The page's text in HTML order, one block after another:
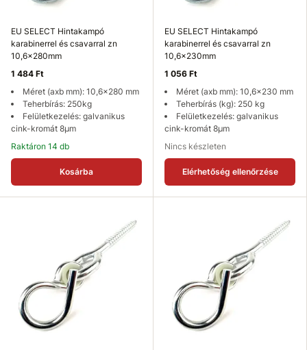
EU SELECT Hintakampó
karabinerrel és csavarral zn
10,6x280mm
1 484 Ft
Méret (axb mm): 10,6x280 mm
Teherbírás: 250kg
Felületkezelés: galvanikus
cink-kromát 8µm
Raktáron 14 db
Kosárba
EU SELECT Hintakampó
karabinerrel és csavarral zn
10,6x230mm
1 056 Ft
Méret (axb mm): 10,6x230 mm
Teherbírás (kg): 250 kg
Felületkezelés: galvanikus
cink-kromát 8µm
Nincs készleten
Elérhetőség ellenőrzése